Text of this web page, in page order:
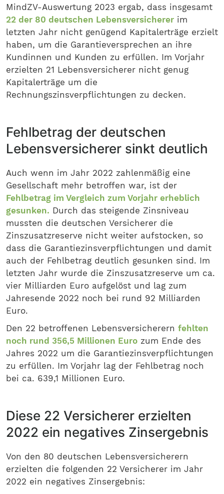
MindZV-Auswertung 2023 ergab, dass insgesamt
22 der 80 deutschen Lebensversicherer im
letzten Jahr nicht genügend Kapitalerträge erzielt
haben, um die Garantieversprechen an ihre
Kundinnen und Kunden zu erfüllen. Im Vorjahr
erzielten 21 Lebensversicherer nicht genug
Kapitalerträge um die
Rechnungszinsverpflichtungen zu decken.
Fehlbetrag der deutschen
Lebensversicherer sinkt deutlich
Auch wenn im Jahr 2022 zahlenmäßig eine
Gesellschaft mehr betroffen war, ist der
Fehlbetrag im Vergleich zum Vorjahr erheblich
gesunken. Durch das steigende Zinsniveau
mussten die deutschen Versicherer die
Zinszusatzreserve nicht weiter aufstocken, so
dass die Garantiezinsverpflichtungen und damit
auch der Fehlbetrag deutlich gesunken sind. Im
letzten Jahr wurde die Zinszusatzreserve um ca.
vier Milliarden Euro aufgelöst und lag zum
Jahresende 2022 noch bei rund 92 Milliarden
Euro.
Den 22 betroffenen Lebensversicherern fehlten
noch rund 356,5 Millionen Euro zum Ende des
Jahres 2022 um die Garantiezinsverpflichtungen
zu erfüllen. Im Vorjahr lag der Fehlbetrag noch
bei ca. 639,1 Millionen Euro.
Diese 22 Versicherer erzielten
2022 ein negatives Zinsergebnis
Von den 80 deutschen Lebensversicherern
erzielten die folgenden 22 Versicherer im Jahr
2022 ein negatives Zinsergebnis: